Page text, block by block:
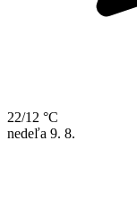
22/12 °C
nedeľa 9. 8.